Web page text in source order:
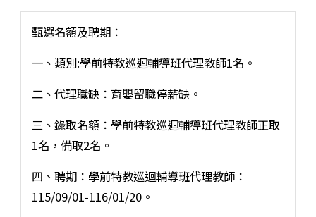
甄選名額及聘期：
一、類別:學前特教巡迴輔導班代理教師1名。
二、代理職缺：育嬰留職停薪缺。
三、錄取名額：學前特教巡迴輔導班代理教師正取
1名，備取2名。
四、聘期：學前特教巡迴輔導班代理教師：
115/09/01-116/01/20。